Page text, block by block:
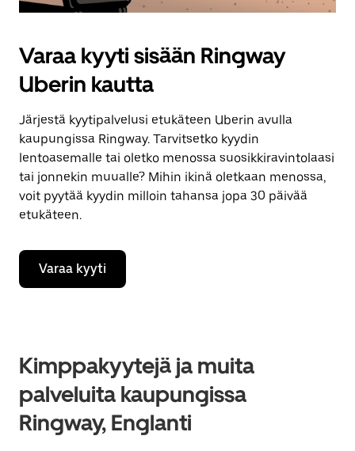
Varaa kyyti sisään Ringway
Uberin kautta
Järjestä kyytipalvelusi etukäteen Uberin avulla
kaupungissa Ringway. Tarvitsetko kyydin
lentoasemalle tai oletko menossa suosikkiravintolaasi
tai jonnekin muualle? Mihin ikinä oletkaan menossa,
voit pyytää kyydin milloin tahansa jopa 30 päivää
etukäteen.
Varaa kyyti
Kimppakyytejä ja muita
palveluita kaupungissa
Ringway, Englanti